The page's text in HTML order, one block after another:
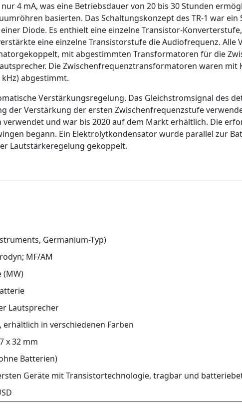
4 mA, was eine Betriebsdauer von 20 bis 30 Stunden
basierten. Das Schaltungskonzept des TR-1 war
Diode. Es enthielt eine einzelne Transistor-
eine einzelne Transistorstufe die Audiofrequenz.
mit abgestimmten Transformatoren für die
Die Zwischenfrequenztransformatoren waren mit
abgestimmt.
Verstärkungsregelung. Das Gleichstromsignal des
der Verstärkung der ersten Zwischenfrequenzstufe
und war bis 2020 auf dem Markt erhältlich. Die
begann. Ein Elektrolytkondensator wurde parallel zur
Lautstärkeregelung gekoppelt.
Germanium-Typ)
MF/AM
(MW)
Lautsprecher
erhältlich in verschiedenen Farben
x 32 mm
Batterien)
Geräte mit Transistortechnologie, tragbar und